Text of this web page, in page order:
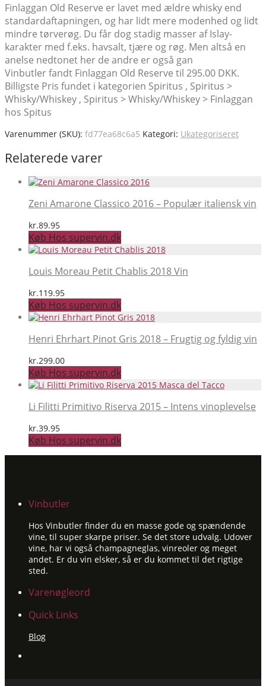
Finlaggan Old Reserve er lavet med ældre whisky end
standardaftapningen, og har lidt mere modenhed og lidt
mindre tørverøg. Du får dog stadig masser af Islay-
karakter med f.eks. havsalt, tjære og røg. Men altså en
anelse nedtonet her de andre er også gan
Vinbutler fandt Finlaggan Old Reserve til 295.00 DKK.
Billigste Pris fundet i kategorien Spiritus , Spiritus >
Whisky/Whiskey , Spiritus > Whisky/Whiskey > Finlaggan
hos Spitus
Varenummer (SKU): fd77ea68c6a5 Kategori: Ukategoriseret
Relaterede varer
Zeni Amarone Classico 2016 – Populær italiensk vin
kr.89.95
Køb Hos supervin.dk
Louis Moreau Petit Chablis 2018 Vin
kr.119.95
Køb Hos supervin.dk
Henri Ehrhart Pinot Gris 2018 – Frugtig og fyldig vin
kr.299.00
Køb Hos supervin.dk
Li Filitti Primitivo Riserva 2015 – Intens vinoplevelse
kr.39.95
Køb Hos supervin.dk
Vinbutler
Hos Vinbutler finder du en masse gode og spændende
vine, til super skarpe priser. Se det store udvalg. Udover
vine, har vi også champagneglas, vinreoler og meget
andet. Er du vin elsker, så er du kommet til det rigtige
sted.
Varenøgleord
Quick Links
Blog